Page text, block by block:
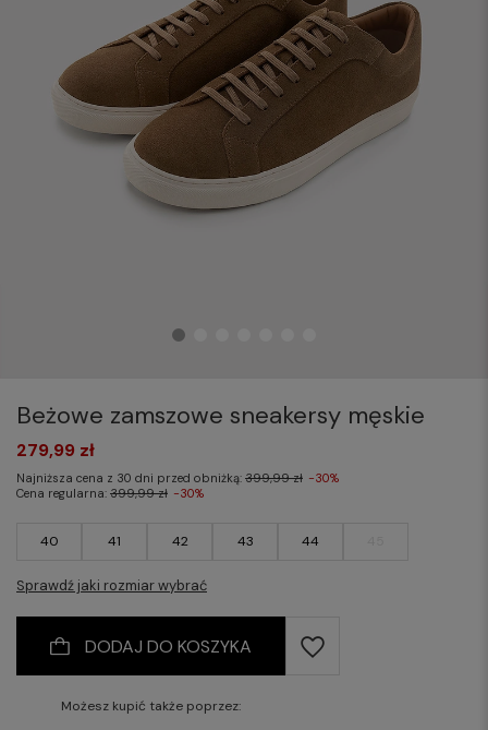
Beżowe zamszowe sneakersy męskie
40 41 42 43 44
Sprawdź jaki rozmiar wybrać
279,99 zł
Najniższa cena z 30 dni przed obniżką: 399,99 zł -30%
Cena regularna: 399,99 zł -30%
DODAJ DO KOSZYKA
Możesz kupić także poprzez: